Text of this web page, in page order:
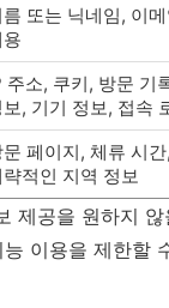
름 또는 닉네임, 이
주소, 쿠키, 방문 기
보, 기기 정보, 접속
문 페이지, 체류 시
적인 지역 정보
제공을 원하지
이용을 제한할